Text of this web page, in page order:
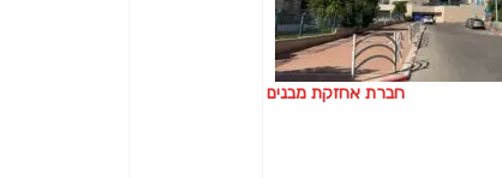
חברת אחזקת מבנים